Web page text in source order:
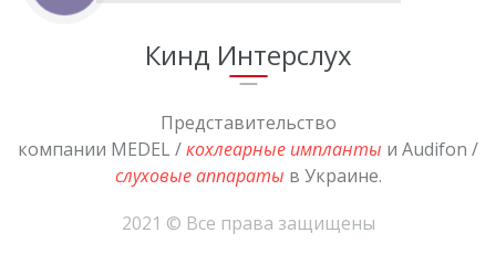
Кинд Интерслух
Представительство
компании MEDEL /кохлеарные импланты и Audifon /
слуховые аппараты в Украине.
2021 © Все права защищены